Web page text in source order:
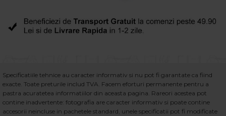
Specificatiile tehnice au caracter informativ si nu pot fi garantate ca fiind
exacte. Toate preturile includ TVA. Facem eforturi permanente pentru a
pastra acuratetea informatiilor din aceasta pagina. Rareori acestea pot
contine inadvertente: fotografia are caracter informativ si poate contine
accesorii neincluse in pachetele standard, unele specificatii pot fi modificate